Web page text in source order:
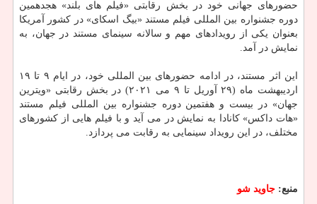
حضورهای جهانی خود در بخش رقابتی «فیلم های بلند» هجدهمین
دوره جشنواره بین المللی فیلم مستند «بیگ اسکای» در کشور آمریکا
بعنوان یکی از رویدادهای مهم و سالانه سینمای مستند در جهان، به
نمایش در آمد.
این اثر مستند، در ادامه حضورهای بین المللی خود، در ایام ۹ تا ۱۹
اردیبهشت ماه (۲۹ آوریل تا ۹ می ۲۰۲۱) در بخش رقابتی «ویترین
جهان» در بیست و هفتمین دوره جشنواره بین المللی فیلم مستند
«هات داکس» کانادا به نمایش در می آید و با فیلم هایی از کشورهای
مختلف، در این رویداد سینمایی به رقابت می پردازد.
منبع: جاوید شو